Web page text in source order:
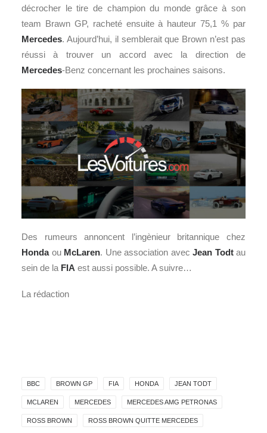
décrocher le tire de champion du monde grâce à son
team Brawn GP, racheté ensuite à hauteur 75,1 % par
Mercedes. Aujourd’hui, il semblerait que Brown n’est pas
réussi à trouver un accord avec la direction de
Mercedes-Benz concernant les prochaines saisons.
Des rumeurs annoncent l’ingènieur britannique chez
Hondaou McLaren. Une association avec Jean Todtau
sein de la FIA est aussi possible. A suivre…
La rédaction
BBC BROWN GP FIA HONDA JEAN TODT
MCLAREN MERCEDES MERCEDES AMG PETRONAS
ROSS BROWN ROSS BROWN QUITTE MERCEDES